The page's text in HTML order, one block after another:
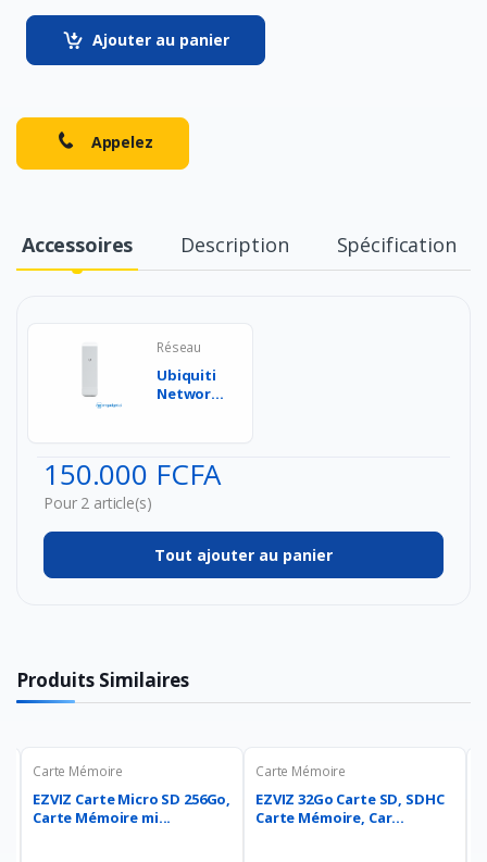
Ajouter au panier
Appelez
Accessoires Description Spécification
Réseau
Ubiquiti
Networks
Co...
150.000 FCFA
Pour 2 article(s)
Tout ajouter au panier
Produits Similaires
Carte Mémoire
EZVIZ Carte Micro SD 256Go,
Carte Mémoire mi...
Carte Mémoire
EZVIZ 32Go Carte SD, SDHC
Carte Mémoire, Car...